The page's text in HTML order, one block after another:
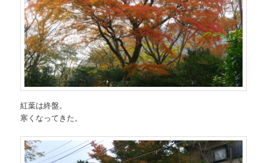
紅葉は終盤。
寒くなってきた。